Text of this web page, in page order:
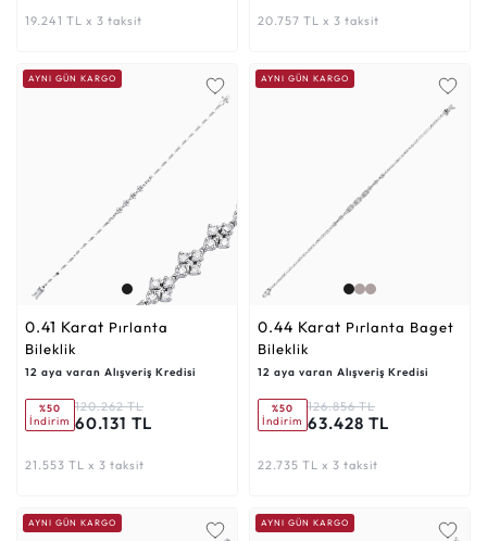
19.241 TL x 3 taksit 20.757 TL x 3 taksit
AYNI GÜN KARGO
0.41 Karat
Bileklik
12 aya varan Alışveriş Kredisi
%50
İndirim
120.262 TL
60.131 TL
21.553 TL x 3 taksit
AYNI GÜN KARGO
0.44 Karat
Bileklik
12 aya varan Alışveriş Kredisi
%50
İndirim
126.856 TL
63.428 TL
22.735 TL x 3 taksit
AYNI GÜN KARGO AYNI GÜN KARGO